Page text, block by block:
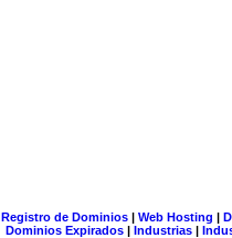
Registro de Dominios| Web Hosting |
Dominios Expirados | Industrias |